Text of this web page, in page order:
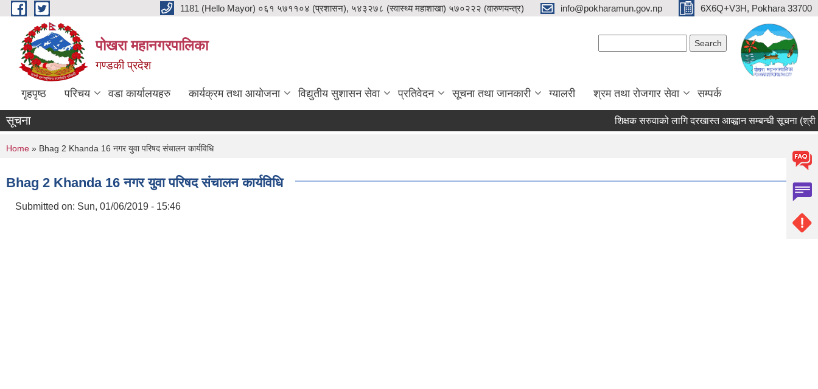
Skip to main content 1181 (Hello Mayor) ०६१ ५७११०४ (प्रशासन), ५४३२७८ (स्वास्थ्य महाशाखा) ५७०२२२ (वारुणयन्त्र) info@pokharamun.gov.np 6X6Q+V3H, Pokhara 33700
पोखरा महानगरपालिका
गण्डकी प्रदेश
गृहपृष्ठ परिचय वडा कार्यालयहरु कार्यक्रम तथा आयोजना विद्युतीय सुशासन सेवा प्रतिवेदन सूचना तथा जानकारी ग्यालरी श्रम तथा रोजगार सेवा सम्पर्क
सूचना शिक्षक सरुवाको लागि दरखास्त आव्ह्वान सम्बन्धी सूचना (श्री
You are here
Home » Bhag 2 Khanda 16 नगर युवा परिषद संचालन कार्यविधि
Bhag 2 Khanda 16 नगर युवा परिषद संचालन कार्यविधि
Submitted on: Sun, 01/06/2019 - 15:46